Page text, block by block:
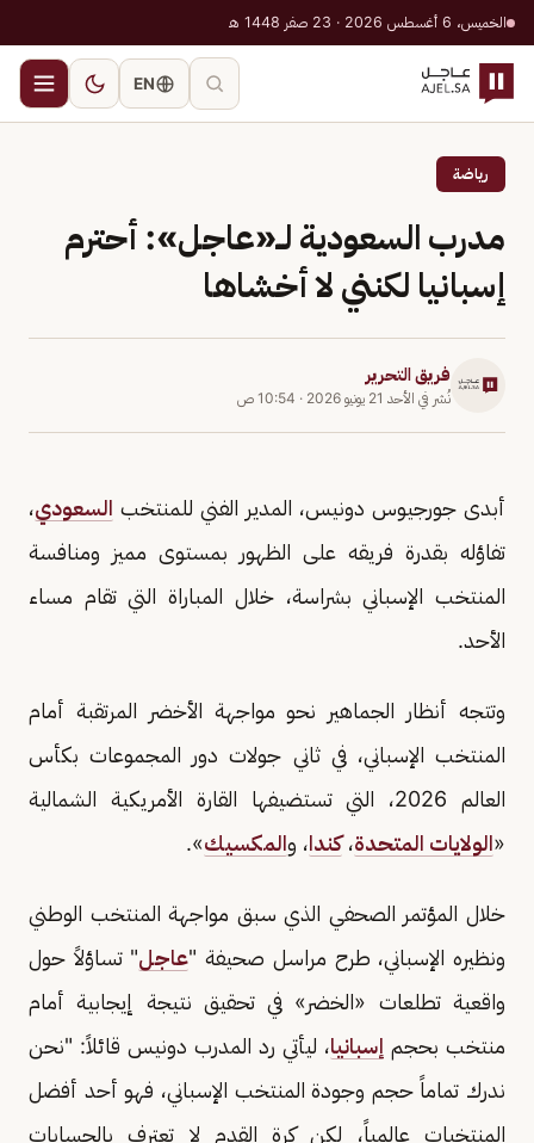
الخميس، 6 أغسطس 2026 · 23 صفر 1448 هـ
EN
رياضة
مدرب السعودية لــ«عاجل»: أحترم
إسبانيا لكنني لا أخشاها
فريق التحرير
نُشر في الأحد 21 يونيو 2026 · 10:54 ص
أبدى جورجيوس دونيس، المدير الفني للمنتخب السعودي،
تفاؤله بقدرة فريقه على الظهور بمستوى مميز ومنافسة
المنتخب الإسباني بشراسة، خلال المباراة التي تقام مساء
الأحد.
وتتجه أنظار الجماهير نحو مواجهة الأخضر المرتقبة أمام
المنتخب الإسباني، في ثاني جولات دور المجموعات بكأس
العالم 2026، التي تستضيفها القارة الأمريكية الشمالية
«الولايات المتحدة،كندا، والمكسيك».
خلال المؤتمر الصحفي الذي سبق مواجهة المنتخب الوطني
ونظيره الإسباني، طرح مراسل صحيفة "عاجل" تساؤلاً حول
واقعية تطلعات «الخضر» في تحقيق نتيجة إيجابية أمام
منتخب بحجم إسبانيا، ليأتي رد المدرب دونيس قائلاً: "نحن
ندرك تماماً حجم وجودة المنتخب الإسباني، فهو أحد أفضل
المنتخبات عالمياً، لكن كرة القدم لا تعترف بالحسابات